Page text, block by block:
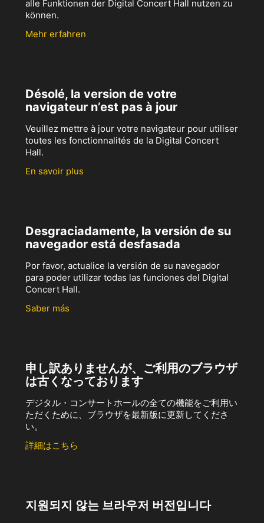
alle Funktionen der Digital Concert Hall nutzen zu
können.
Mehr erfahren
Désolé, la version de votre
navigateur n’est pas à jour
Veuillez mettre à jour votre navigateur pour utiliser
toutes les fonctionnalités de la Digital Concert
Hall.
En savoir plus
Desgraciadamente, la versión de su
navegador está desfasada
Por favor, actualice la versión de su navegador
para poder utilizar todas las funciones del Digital
Concert Hall.
Saber más
申し訳ありませんが、ご利用のブラウザ
は古くなっております
デジタル・コンサートホールの全ての機能をご利用い
ただくために、ブラウザを最新版に更新してくださ
い。
詳細はこちら
지원되지 않는 브라우저 버전입니다